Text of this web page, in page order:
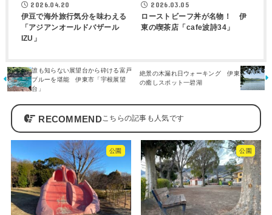
2026.04.20
伊豆で海外旅行気分を味わえる
「アジアンオールドバザール
IZU」
2026.03.05
ローストビーフ丼が名物！ 伊
東の喫茶店「cafe波詩34」
誰も知らない展望台から砕ける富戸
ブルーを堪能 伊東市「宇根展望
台」
絶景の木漏れ日ウォーキング 伊東
の癒しスポット一碧湖
RECOMMEND
公園 公園